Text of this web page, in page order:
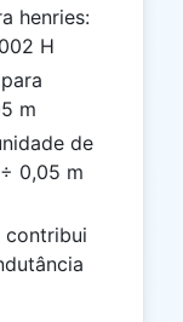
henries:
H
m
de
0,05 m
contribui